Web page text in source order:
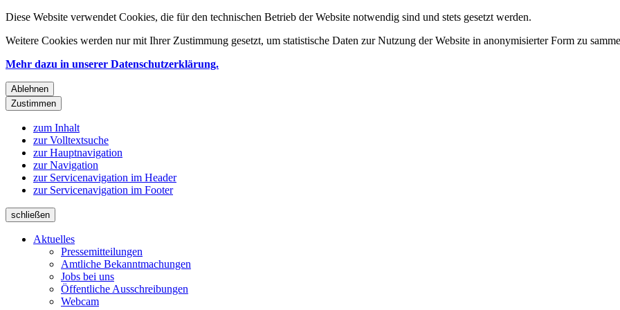
Diese Website verwendet Cookies, die für den technischen Betrieb der Website notwendig sind und stets gesetzt werden.
Weitere Cookies werden nur mit Ihrer Zustimmung gesetzt, um statistische Daten zur Nutzung der Website in anonymisierter Form zu
Mehr dazu in unserer Datenschutzerklärung.
Ablehnen
Zustimmen
zum Inhalt
zur Volltextsuche
zur Hauptnavigation
zur Navigation
zur Servicenavigation im Header
zur Servicenavigation im Footer
schließen
Aktuelles
Pressemitteilungen
Amtliche Bekanntmachungen
Jobs bei uns
Öffentliche Ausschreibungen
Webcam